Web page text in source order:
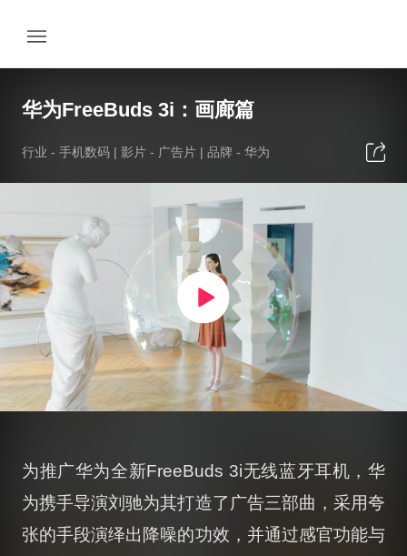
华为FreeBuds 3i：画廊篇
行业 - 手机数码 | 影片 - 广告片 | 品牌 - 华为
为推广华为全新FreeBuds 3i无线蓝牙耳机，华
为携手导演刘驰为其打造了广告三部曲，采用夸
张的手段演绎出降噪的功效，并通过感官功能与